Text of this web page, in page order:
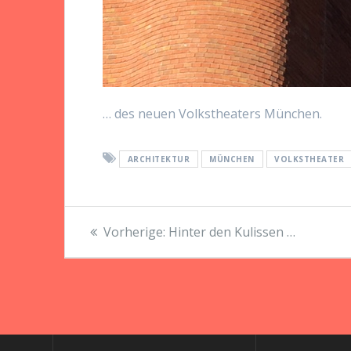
… des neuen Volkstheaters München.
ARCHITEKTUR MÜNCHEN VOLKSTHEATER
Beitragsnavigation
Vorherige: Vorheriger
Hinter den Kulissen …